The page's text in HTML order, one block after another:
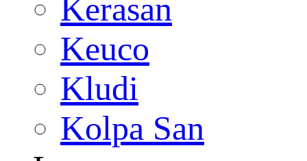
Kerasan
Keuco
Kludi
Kolpa San